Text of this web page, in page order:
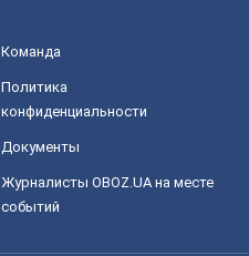
Команда
Политика
конфиденциальности
Документы
Журналисты OBOZ.UA на месте
событий